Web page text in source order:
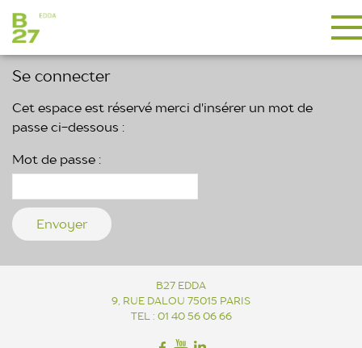
Se connecter
Cet espace est réservé merci d'insérer un mot de
passe ci-dessous :
Mot de passe :
B27 EDDA
9, RUE DALOU 75015 PARIS
TEL : 01 40 56 06 66